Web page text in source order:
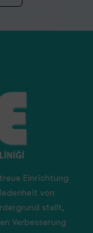
Einrichtung
von
stellt,
Verbesserung